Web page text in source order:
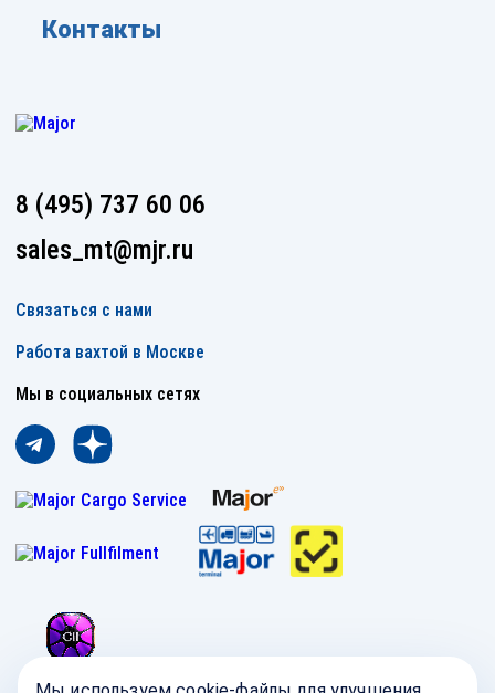
Контакты
8 (495) 737 60 06
sales_mt@mjr.ru
Связаться с нами
Работа вахтой в Москве
Мы в социальных сетях